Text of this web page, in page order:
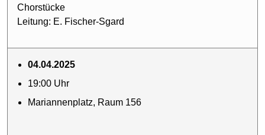
Chorstücke
Leitung: E. Fischer-Sgard
04.04.2025
19:00 Uhr
Mariannenplatz, Raum 156